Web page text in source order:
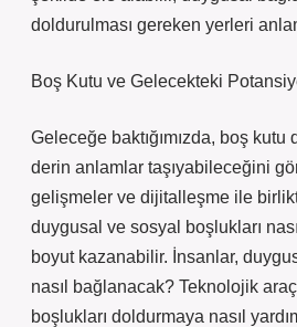
doldurulması gereken yerleri
Boş Kutu ve Gelecekteki
Geleceğe baktığımızda, boş
derin anlamlar taşıyabileceğini
gelişmeler ve dijitalleşme ile
duygusal ve sosyal boşlukları
boyut kazanabilir. İnsanlar,
nasıl bağlanacak? Teknolojik
boşlukları doldurmaya nasıl